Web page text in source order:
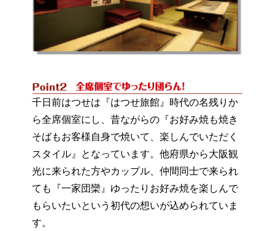
千日前はつせは『はつせ旅館』時代の名残りか
ら全席個室にし、昔ながらの『お好み焼も焼き
そばもお客様自身で焼いて、楽しんでいただく
スタイル』となっています。他府県から大阪観
光に来られた方やカップル、仲間同士で来られ
ても『一家団欒』ゆったりお好み焼を楽しんで
もらいたいという初代の想いが込められていま
す。